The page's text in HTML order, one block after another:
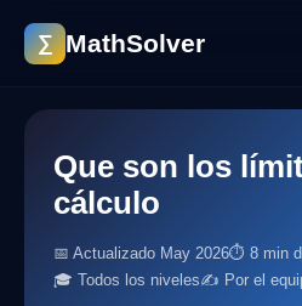
∑ MathSolver
Que son los
cálculo
📅 Actualizado May 2026⏱ 8 min
🎓 Todos los niveles✍️ Por el